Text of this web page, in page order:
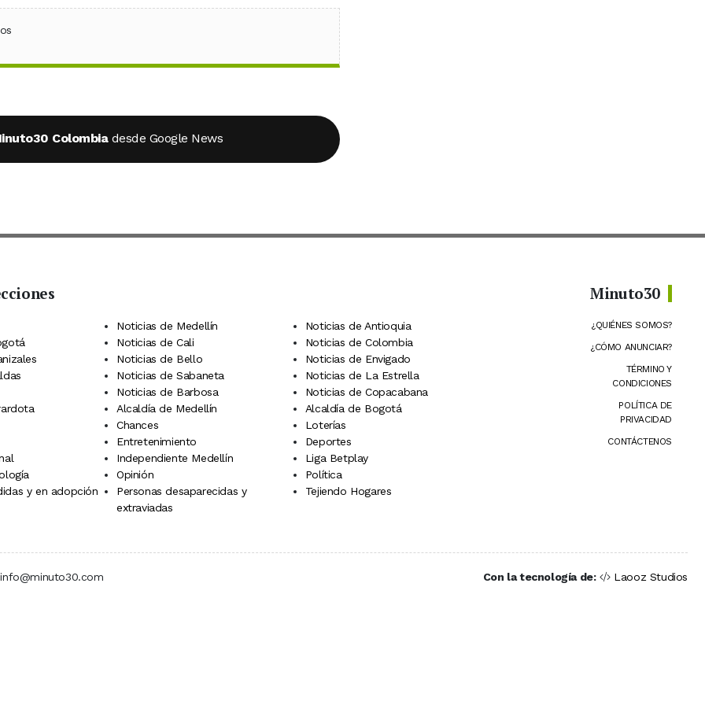
WhatsApp
Colombia desde Google News
Noticias de Medellín
Noticias de Antioquia
Noticias de Cali
Noticias de Colombia
Noticias de Bello
Noticias de Envigado
Noticias de Sabaneta
Noticias de La Estrella
Noticias de Barbosa
Noticias de Copacabana
Alcaldía de Medellín
Alcaldía de Bogotá
Chances
Loterías
Entretenimiento
Deportes
Independiente Medellín
Liga Betplay
Opinión
Política
y en adopción
Personas desaparecidas y
extraviadas
Tejiendo Hogares
Minuto30
¿QUIÉNES SOMOS?
¿CÓMO ANUNCIAR?
TÉRMINO Y
CONDICIONES
POLÍTICA DE
PRIVACIDAD
CONTÁCTENOS
Con la tecnología de: Laooz Studios